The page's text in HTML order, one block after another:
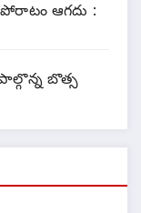
పోరాటం ఆగదు :
బొత్స